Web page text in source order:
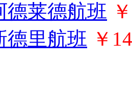
德莱德航班
德里航班 ￥